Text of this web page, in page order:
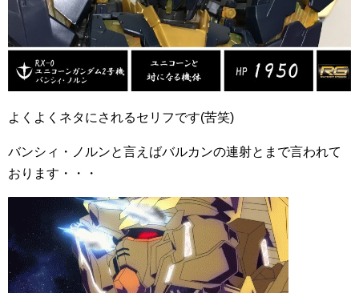
よくよくネタにされるセリフです(苦笑)
バンシィ・ノルンと言えばバルカンの連射とまで言われて
おります・・・